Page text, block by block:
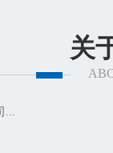
关
...